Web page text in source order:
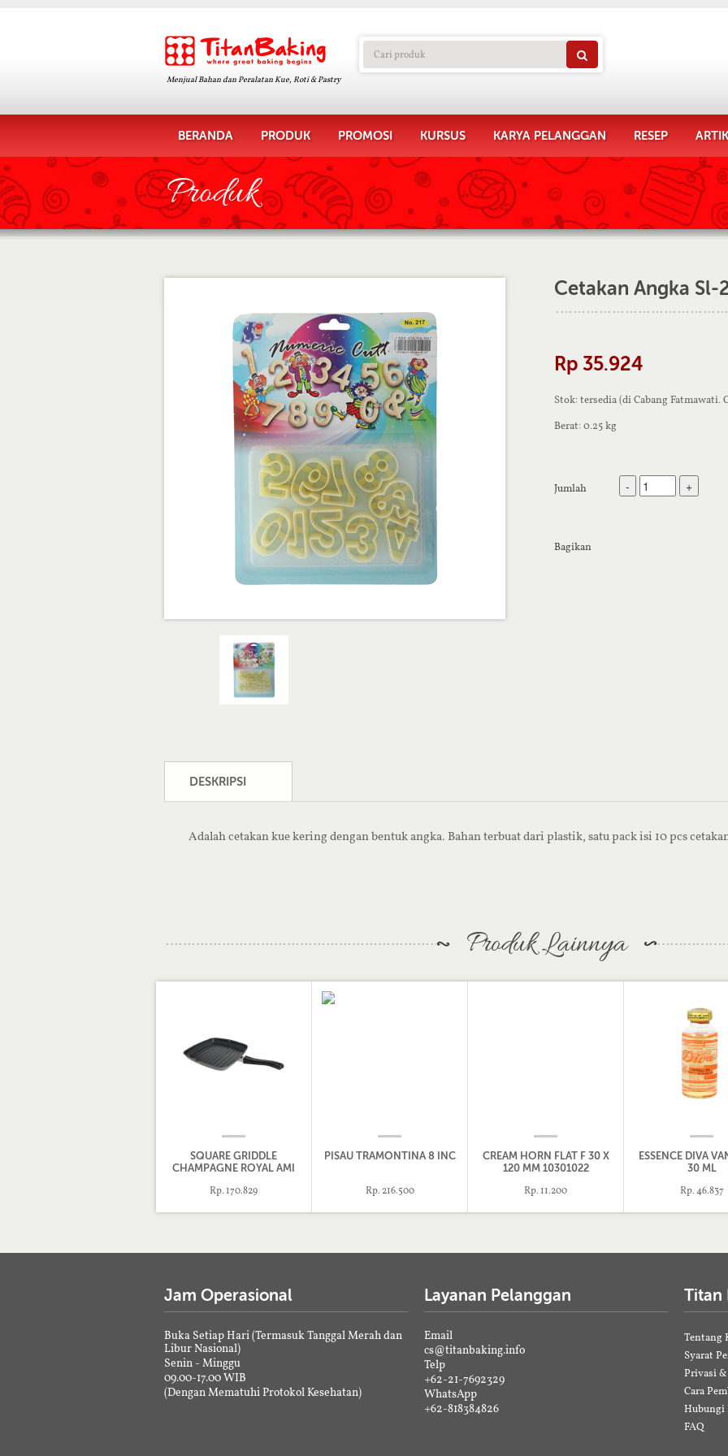
Menjual Bahan dan Peralatan Kue, Roti & Pastry
BERANDA PRODUK PROMOSI KURSUS KARYA PELANGGAN RESEP
Produk
Cetakan Angka Sl-
Rp 35.924
Stok: tersedia (di Cabang
Berat: 0.25 kg
Jumlah - +
Bagikan
DESKRIPSI
Adalah cetakan kue kering dengan bentuk angka. Bahan terbuat dari plastik, satu pack isi 10 pcs
Produk Lainnya
SQUARE GRIDDLE
CHAMPAGNE ROYAL AMI
Rp. 170.829
PISAU TRAMONTINA 8 INC
Rp. 216.500
CREAM HORN FLAT F 30 X
120 MM 10301022
Rp. 11.200
ESSENCE DIVA
30 ML
Rp. 46.837
Jam Operasional
Buka Setiap Hari (Termasuk Tanggal Merah dan
Libur Nasional)
Senin - Minggu
09.00-17.00 WIB
(Dengan Mematuhi Protokol Kesehatan)
Layanan Pelanggan
Email
cs@titanbaking.info
Telp
+62-21-7692329
WhatsApp
+62-818384826
Titan
Tentang
Syarat
Privasi &
Cara
Hubungi
FAQ